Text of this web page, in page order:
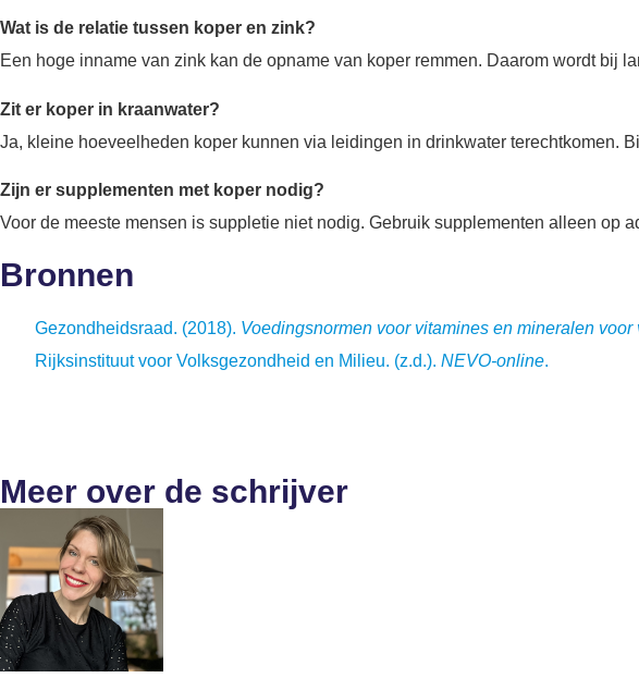
Wat is de relatie tussen koper en zink?
Een hoge inname van zink kan de opname van koper remmen. Daarom wordt bij
Zit er koper in kraanwater?
Ja, kleine hoeveelheden koper kunnen via leidingen in drinkwater terechtkomen.
Zijn er supplementen met koper nodig?
Voor de meeste mensen is suppletie niet nodig. Gebruik supplementen alleen
Bronnen
Gezondheidsraad. (2018). Voedingsnormen voor vitamines en mineralen
Rijksinstituut voor Volksgezondheid en Milieu. (z.d.). NEVO-online.
Meer over de schrijver